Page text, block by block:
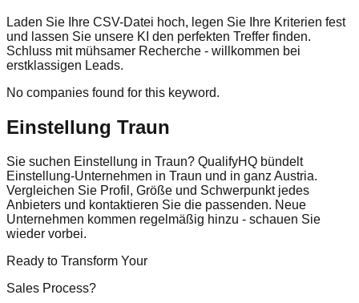
Laden Sie Ihre CSV-Datei hoch, legen Sie Ihre Kriterien fest
und lassen Sie unsere KI den perfekten Treffer finden.
Schluss mit mühsamer Recherche - willkommen bei
erstklassigen Leads.
No companies found for this keyword.
Einstellung Traun
Sie suchen Einstellung in Traun? QualifyHQ bündelt
Einstellung-Unternehmen in Traun und in ganz Austria.
Vergleichen Sie Profil, Größe und Schwerpunkt jedes
Anbieters und kontaktieren Sie die passenden. Neue
Unternehmen kommen regelmäßig hinzu - schauen Sie
wieder vorbei.
Ready to Transform Your
Sales Process?